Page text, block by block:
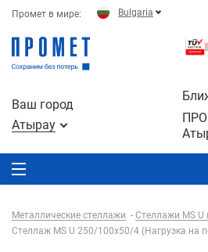
Промет в мире: Bulgaria
Ваш город
Атырау
Металлические стеллажи
Стеллажи MS U
Стеллаж MS U 250/100x50/4 (Нагрузка на